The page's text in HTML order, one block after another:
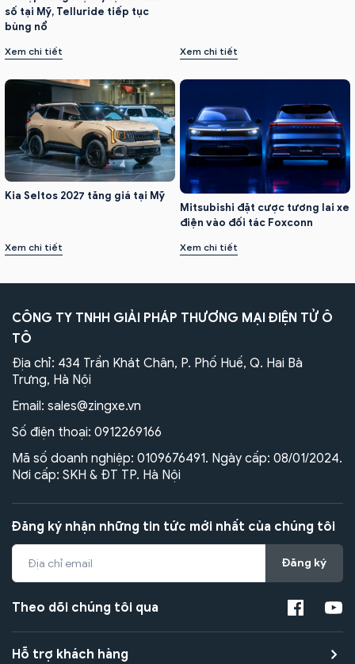
số tại Mỹ, Telluride tiếp tục
bùng nổ
Xem chi tiết Xem chi tiết
Kia Seltos 2027 tăng giá tại Mỹ
Xem chi tiết
Mitsubishi đặt cược tương lai xe
điện vào đối tác Foxconn
Xem chi tiết
CÔNG TY TNHH GIẢI PHÁP THƯƠNG MẠI ĐIỆN TỬ Ô
TÔ
Địa chỉ: 434 Trần Khát Chân, P. Phố Huế, Q. Hai Bà
Trưng, Hà Nội
Email: sales@zingxe.vn
Số điện thoại: 0912269166
Mã số doanh nghiệp: 0109676491. Ngày cấp: 08/01/2024.
Nơi cấp: SKH & ĐT TP. Hà Nội
Đăng ký nhận những tin tức mới nhất của chúng tôi
Đăng ký
Theo dõi chúng tôi qua
Hỗ trợ khách hàng